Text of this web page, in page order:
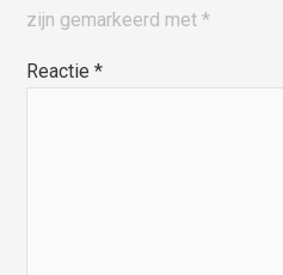
zijn gemarkeerd met*
Reactie*